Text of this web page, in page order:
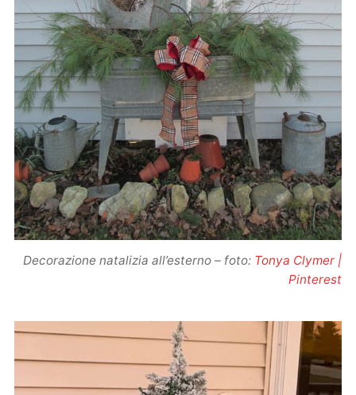
Decorazione natalizia all’esterno – foto: Tonya Clymer |
Pinterest